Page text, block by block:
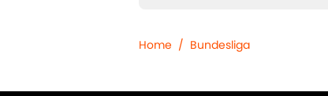
Home / Bundesliga